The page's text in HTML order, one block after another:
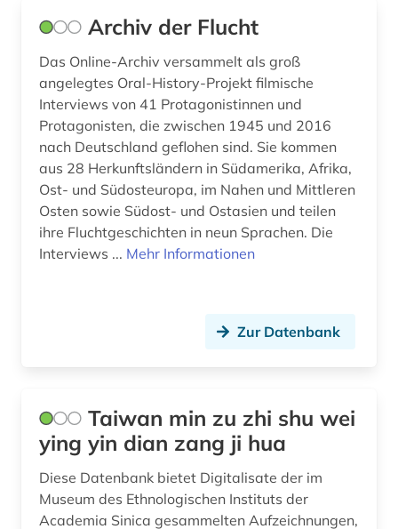
Archiv der Flucht
Das Online-Archiv versammelt als groß
angelegtes Oral-History-Projekt filmische
Interviews von 41 Protagonistinnen und
Protagonisten, die zwischen 1945 und 2016
nach Deutschland geflohen sind. Sie kommen
aus 28 Herkunftsländern in Südamerika, Afrika,
Ost- und Südosteuropa, im Nahen und Mittleren
Osten sowie Südost- und Ostasien und teilen
ihre Fluchtgeschichten in neun Sprachen. Die
Interviews ... Mehr Informationen
Zur Datenbank
Taiwan min zu zhi shu wei
ying yin dian zang ji hua
Diese Datenbank bietet Digitalisate der im
Museum des Ethnologischen Instituts der
Academia Sinica gesammelten Aufzeichnungen,